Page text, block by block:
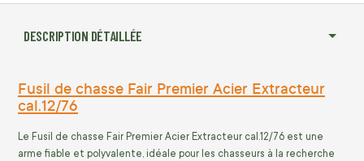
DESCRIPTION DÉTAILLÉE
Fusil de chasse Fair Premier Acier Extracteur
cal.12/76
Le Fusil de chasse Fair Premier Acier Extracteur cal.12/76 est une
arme fiable et polyvalente, idéale pour les chasseurs à la recherche